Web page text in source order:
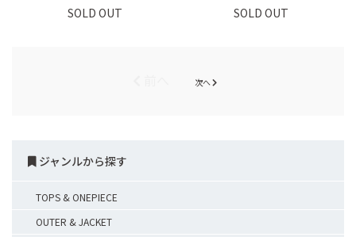
SOLD OUT SOLD OUT
次へ
ジャンルから探す
TOPS & ONEPIECE
OUTER & JACKET